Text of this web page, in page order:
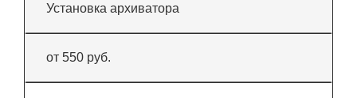
Установка архиватора
от 550 руб.